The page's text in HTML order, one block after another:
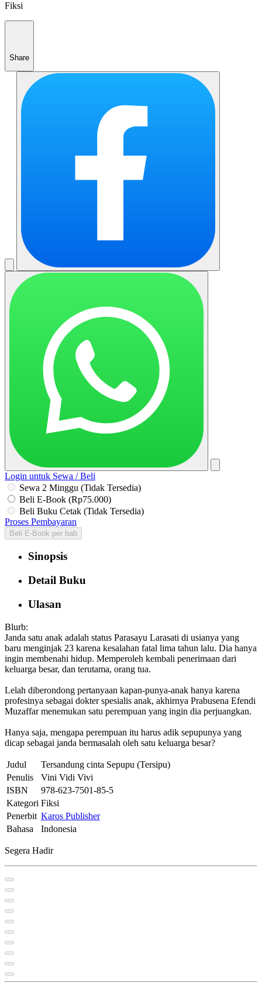
Fiksi
Share
Login untuk Sewa / Beli
Sewa 2 Minggu (Tidak Tersedia)
Beli E-Book (Rp75.000)
Beli Buku Cetak (Tidak Tersedia)
Proses Pembayaran
Beli E-Book per bab
Sinopsis
Detail Buku
Ulasan
Blurb:
Janda satu anak adalah status Parasayu Larasati di usianya yang
baru menginjak 23 karena kesalahan fatal lima tahun lalu. Dia hanya
ingin membenahi hidup. Memperoleh kembali penerimaan dari
keluarga besar, dan terutama, orang tua.
Lelah diberondong pertanyaan kapan-punya-anak hanya karena
profesinya sebagai dokter spesialis anak, akhirnya Prabusena Efendi
Muzaffar menemukan satu perempuan yang ingin dia perjuangkan.
Hanya saja, mengapa perempuan itu harus adik sepupunya yang
dicap sebagai janda bermasalah oleh satu keluarga besar?
Judul
Tersandung cinta Sepupu (Tersipu)
Penulis
Vini Vidi Vivi
ISBN
978-623-7501-85-5
Kategori Fiksi
Penerbit Karos Publisher
Bahasa
Indonesia
Segera Hadir